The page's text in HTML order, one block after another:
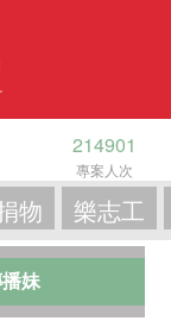
214901
專案人次
物 樂志工
妹